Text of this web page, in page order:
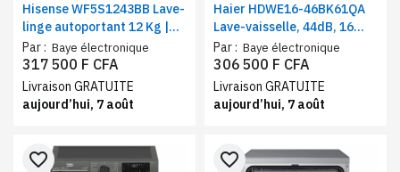
Hisense WF5S1243BB Lave-
linge autoportant 12 Kg |
Machine à chargement
frontal | Auto programme,
Classe énergétique A
Par : Baye électronique
317 500 F CFA
Livraison GRATUITE
aujourd’hui, 7 août
Haier HDWE16-46BK61QA
Lave-vaisselle, 44dB, 16
couverts, 8 programmes,
départ différé, demi
charge
Par : Baye électronique
306 500 F CFA
Livraison GRATUITE
aujourd’hui, 7 août
favorite_border favorite_border